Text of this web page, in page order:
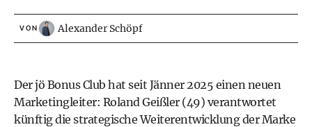
VON Alexander Schöpf
Derjö Bonus Club hat seit Jänner 2025 einen neuen
Marketingleiter: Roland Geißler (49) verantwortet
künftig die strategische Weiterentwicklung der Marke